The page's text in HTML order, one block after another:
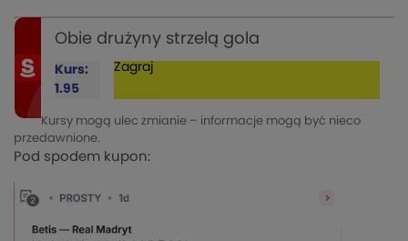
Obie drużyny strzelą gola
Kurs:
1.95
Zagraj
Kursy mogą ulec zmianie – informacje mogą być nieco
przedawnione.
Pod spodem kupon: